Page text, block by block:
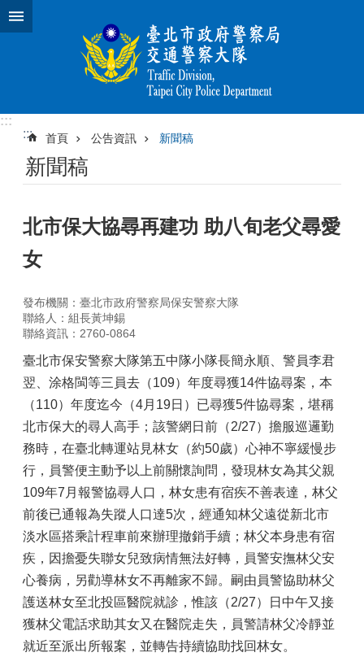
跳到主要內容區塊
:::
:::
首頁 公告資訊 新聞稿
新聞稿
北市保大協尋再建功 助八旬老父尋愛
女
發布機關：臺北市政府警察局保安警察大隊
聯絡人：組長黃坤錫
聯絡資訊：2760-0864
臺北市保安警察大隊第五中隊小隊長簡永順、警員李君
翌、涂格閩等三員去（109）年度尋獲14件協尋案，本
（110）年度迄今（4月19日）已尋獲5件協尋案，堪稱
北市保大的尋人高手；該警網日前（2/27）擔服巡邏勤
務時，在臺北轉運站見林女（約50歲）心神不寧緩慢步
行，員警便主動予以上前關懷詢問，發現林女為其父親
109年7月報警協尋人口，林女患有宿疾不善表達，林父
前後已通報為失蹤人口達5次，經通知林父遠從新北市
淡水區搭乘計程車前來辦理撤銷手續；林父本身患有宿
疾，因擔憂失聯女兒致病情無法好轉，員警安撫林父安
心養病，另勸導林女不再離家不歸。嗣由員警協助林父
護送林女至北投區醫院就診，惟該（2/27）日中午又接
獲林父電話求助其女又在醫院走失，員警請林父冷靜並
就近至派出所報案，並轉告持續協助找回林女。